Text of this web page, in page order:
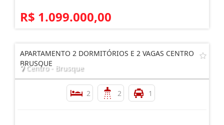
R$ 1.099.000,00
APARTAMENTO 2 DORMITÓRIOS E 2 VAGAS CENTRO
BRUSQUE
Centro - Brusque
2 2 1